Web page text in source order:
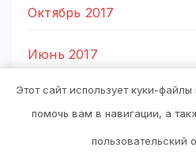
Октябрь 2017
Июнь 2017
Май 2017
Март 2017
Этот сайт использует куки-
помочь вам в навигации, а
пользовательский